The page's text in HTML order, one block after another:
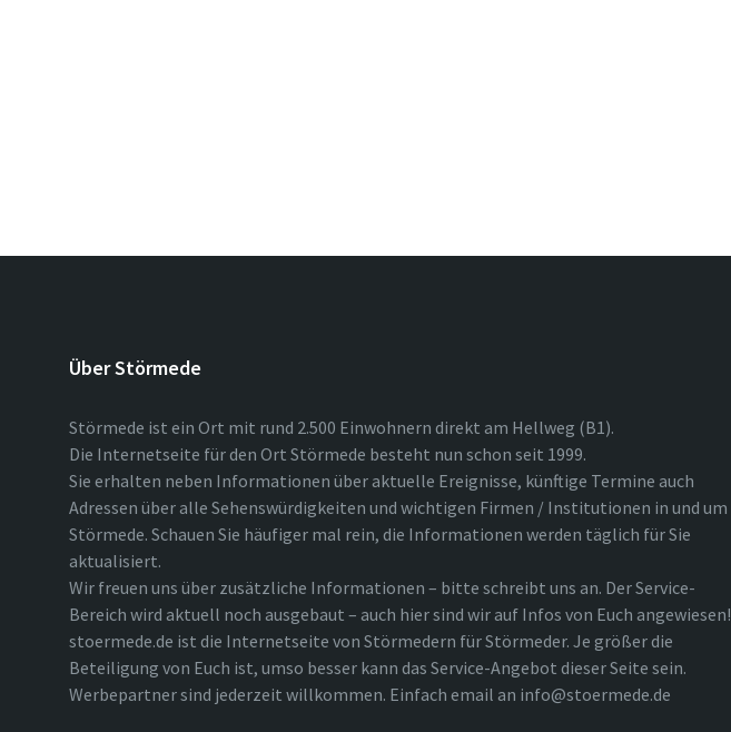
Über Störmede
Störmede ist ein Ort mit rund 2.500 Einwohnern direkt am Hellweg (B1).
Die Internetseite für den Ort Störmede besteht nun schon seit 1999.
Sie erhalten neben Informationen über aktuelle Ereignisse, künftige Termine auch
Adressen über alle Sehenswürdigkeiten und wichtigen Firmen / Institutionen in und um
Störmede. Schauen Sie häufiger mal rein, die Informationen werden täglich für Sie
aktualisiert.
Wir freuen uns über zusätzliche Informationen – bitte schreibt uns an. Der Service-
Bereich wird aktuell noch ausgebaut – auch hier sind wir auf Infos von Euch angewiesen!
stoermede.de ist die Internetseite von Störmedern für Störmeder. Je größer die
Beteiligung von Euch ist, umso besser kann das Service-Angebot dieser Seite sein.
Werbepartner sind jederzeit willkommen. Einfach email an info@stoermede.de